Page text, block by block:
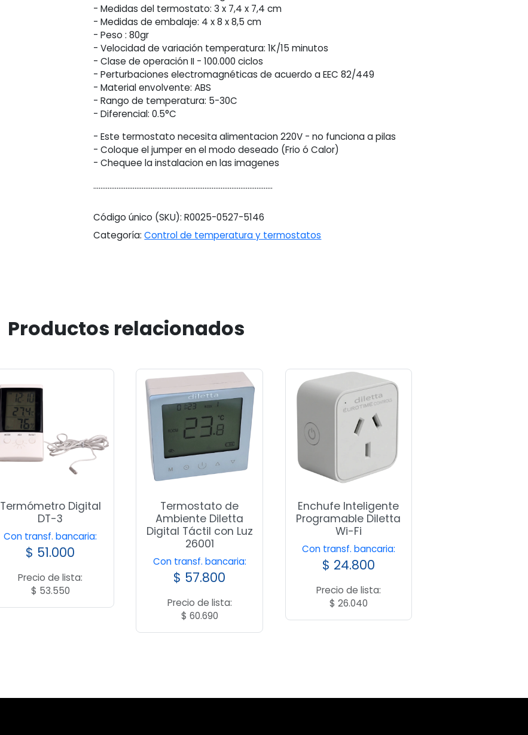
- Medidas del termostato: 3 x 7,4 x 7,4 cm
- Medidas de embalaje: 4 x 8 x 8,5 cm
- Peso : 80gr
- Velocidad de variación temperatura: 1K/15 minutos
- Clase de operación II - 100.000 ciclos
- Perturbaciones electromagnéticas de acuerdo a EEC 82/449
- Material envolvente: ABS
- Rango de temperatura: 5-30C
- Diferencial: 0.5°C
- Este termostato necesita alimentacion 220V - no funciona a pilas
- Coloque el jumper en el modo deseado (Frio ó Calor)
- Chequee la instalacion en las imagenes
....................................................................................................
Código único (SKU):R0025-0527-5146
Categoría:Control de temperatura y termostatos
Productos relacionados
Termómetro Digital
DT-3
Con transf. bancaria:
$ 51.000
Precio de lista:
$ 53.550
Termostato de
Ambiente Diletta
Digital Táctil con Luz
26001
Con transf. bancaria:
$ 57.800
Precio de lista:
$ 60.690
Enchufe Inteligente
Programable Diletta
Wi-Fi
Con transf. bancaria:
$ 24.800
Precio de lista:
$ 26.040